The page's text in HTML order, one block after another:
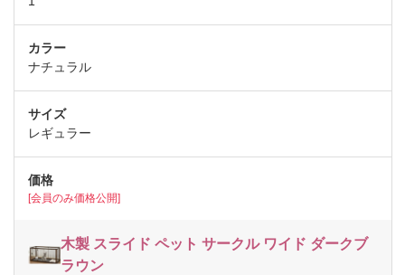
ナチュラル
レギュラー
[会員のみ価格公開]
木製 スライド ペット サークル ワイド ダークブ
ラウン